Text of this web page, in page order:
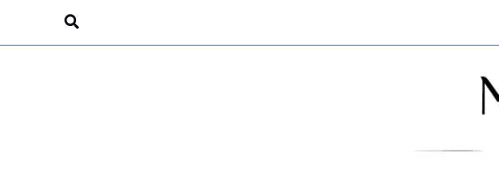
Suchen